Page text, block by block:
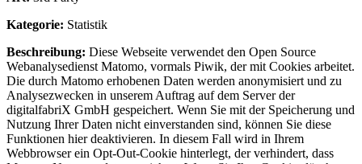
Kategorie: Statistik
Beschreibung: Diese Webseite verwendet den Open Source
Webanalysedienst Matomo, vormals Piwik, der mit Cookies arbeitet.
Die durch Matomo erhobenen Daten werden anonymisiert und zu
Analysezwecken in unserem Auftrag auf dem Server der
digitalfabriX GmbH gespeichert. Wenn Sie mit der Speicherung und
Nutzung Ihrer Daten nicht einverstanden sind, können Sie diese
Funktionen hier deaktivieren. In diesem Fall wird in Ihrem
Webbrowser ein Opt-Out-Cookie hinterlegt, der verhindert, dass